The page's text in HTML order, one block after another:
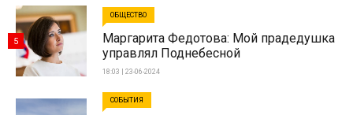
ОБЩЕСТВО
Маргарита Федотова: Мой прадедушка
управлял Поднебесной
18:03 | 23-06-2024
5
СОБЫТИЯ